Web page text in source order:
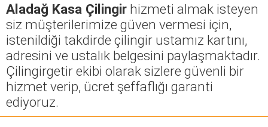
Aladağ Kasa Çilingir hizmeti almak isteyen
siz müşterilerimize güven vermesi için,
istenildiği takdirde çilingir ustamız kartını,
adresini ve ustalık belgesini paylaşmaktadır.
Çilingirgetir ekibi olarak sizlere güvenli bir
hizmet verip, ücret şeffaflığı garanti
ediyoruz.